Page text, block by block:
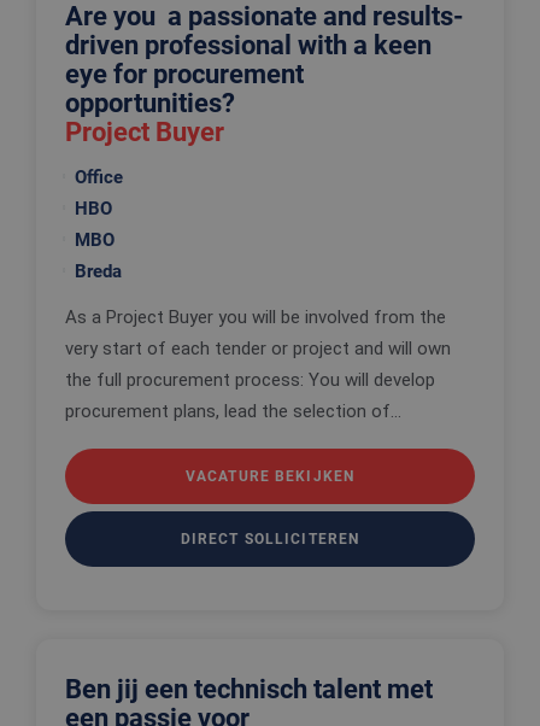
Are you a passionate and results-
driven professional with a keen
eye for procurement
opportunities?
Project Buyer
Office
HBO
MBO
Breda
As a Project Buyer you will be involved from the
very start of each tender or project and will own
the full procurement process: You will develop
procurement plans, lead the selection of...
VACATURE BEKIJKEN
DIRECT SOLLICITEREN
Ben jij een technisch talent met
een passie voor